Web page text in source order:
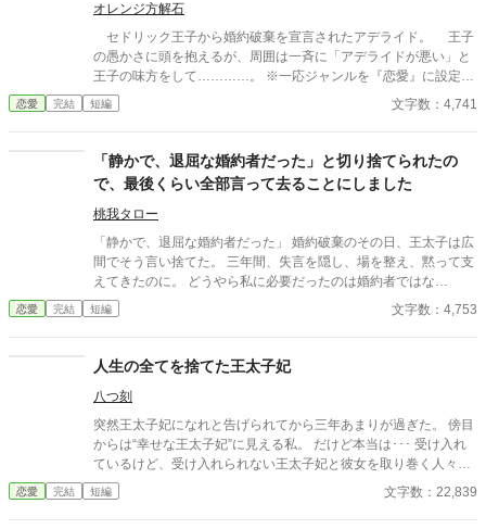
す。凄惨な不幸描写はありません。後味爽快な論破劇をお楽しみ
ください。 ※2026/07/28 関連作品に接続するために若干修整し
た「スピンオフルート」を追加しました。 ーーーーーーーーーー
【「ですよね！シリーズ」について】 本作は「ですよね！シリー
の愛は何よりも優先される』と婚約破棄した王子、「ですよ
て ・3作目：追放されない重戦士は、商人になりたかっただけな
のに ・4作目：婚約破棄で返り討ちにされた元王子、「真実の
愛」で世界を救う？
オレンジ方解石
セドリック王子から婚約破棄を宣言されたアデライド。 王子
の愚かさに頭を抱えるが、周囲は一斉に「アデライドが悪い」と
王子の味方をして…………。 ※一応ジャンルを『恋愛』に設定し
てありますが、甘さ控えめです。
恋愛 完結 短編 文字数：4,741
「静かで、退屈な婚約者だった」と切り捨てられたの
で、最後くらい全部言って去ることにしました
桃我タロー
「静かで、退屈な婚約者だった」 婚約破棄のその日、王太子は広
間でそう言い捨てた。 三年間、失言を隠し、場を整え、黙って支
えてきたのに。 どうやら私に必要だったのは婚約者ではな
く、“便利な人”という役割だけだったらしい。 しかも隣には、つ
い三日前まで殿下の従兄に求婚していた令嬢まで立っていて―
て終わるつもりだった令嬢が、自分の声を取り戻す話。
恋愛 完結 短編 文字数：4,753
人生の全てを捨てた王太子妃
八つ刻
突然王太子妃になれと告げられてから三年あまりが過ぎた。 傍目
からは“幸せな王太子妃”に見える私。 だけど本当は･･･ 受け入れ
ているけど、受け入れられない王太子妃と彼女を取り巻く人々の
話。 ※※※幸せな話とは言い難いです※※※ タグをよく見て読ん
でください。ハッピーエンドが好みの方(一方通行の愛が駄目な方
恋愛 完結 短編 文字数：22,839